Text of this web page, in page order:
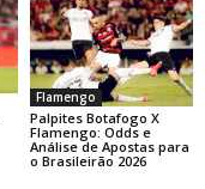
Flamengo
Palpites Botafogo X
Flamengo: Odds e
Análise de Apostas para
o Brasileirão 2026